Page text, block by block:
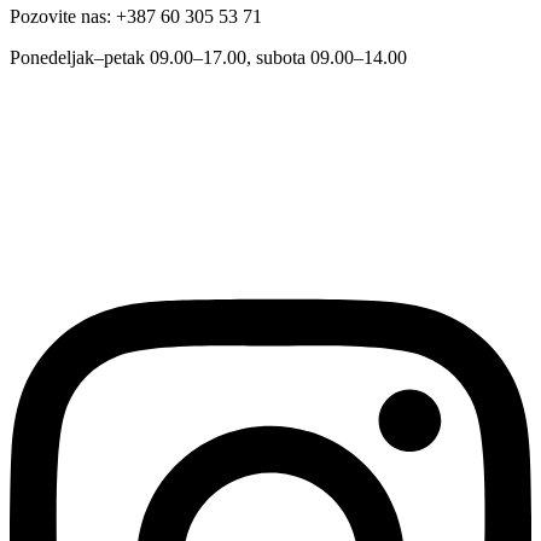
Pozovite nas: +387 60 305 53 71
Ponedeljak–petak 09.00–17.00, subota 09.00–14.00